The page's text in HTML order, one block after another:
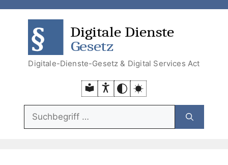
springen
springen
Digitale-Dienste-Gesetz & Digital Services Act
Suchfunktion: